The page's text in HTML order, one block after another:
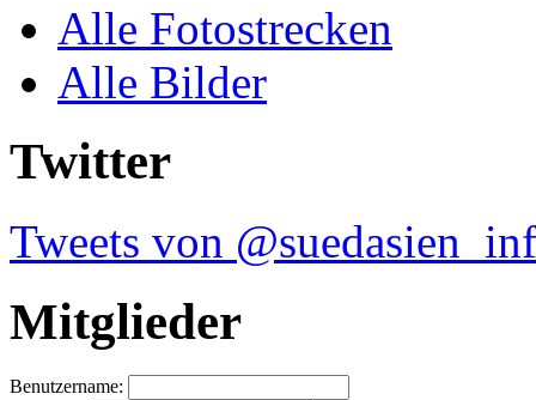
Alle Fotostrecken
Alle Bilder
Twitter
Tweets von
Mitglieder
Benutzername: